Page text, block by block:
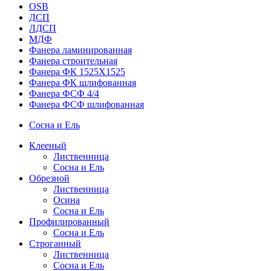
OSB
ДСП
ЛДСП
МДФ
Фанера ламинированная
Фанера строительная
Фанера ФК 1525Х1525
Фанера ФК шлифованная
Фанера ФСФ 4/4
Фанера ФСФ шлифованная
Сосна и Ель
Клееный
Лиственница
Сосна и Ель
Обрезной
Лиственница
Осина
Сосна и Ель
Профилированный
Сосна и Ель
Строганный
Лиственница
Сосна и Ель